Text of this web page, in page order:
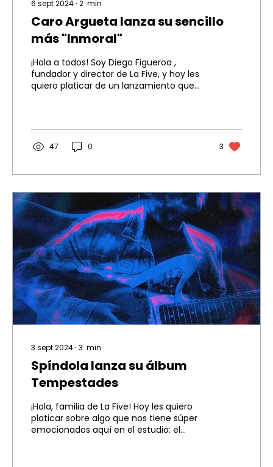
6 sept 2024∙ 2 min
Caro Argueta lanza su sencillo
más "Inmoral"
¡Hola a todos! Soy Diego Figueroa ,
fundador y director de La Five, y hoy les
quiero platicar de un lanzamiento que
47 0 3
3 sept 2024∙ 3 min
Spíndola lanza su álbum
Tempestades
¡Hola, familia de La Five! Hoy les quiero
platicar sobre algo que nos tiene súper
emocionados aquí en el estudio: el